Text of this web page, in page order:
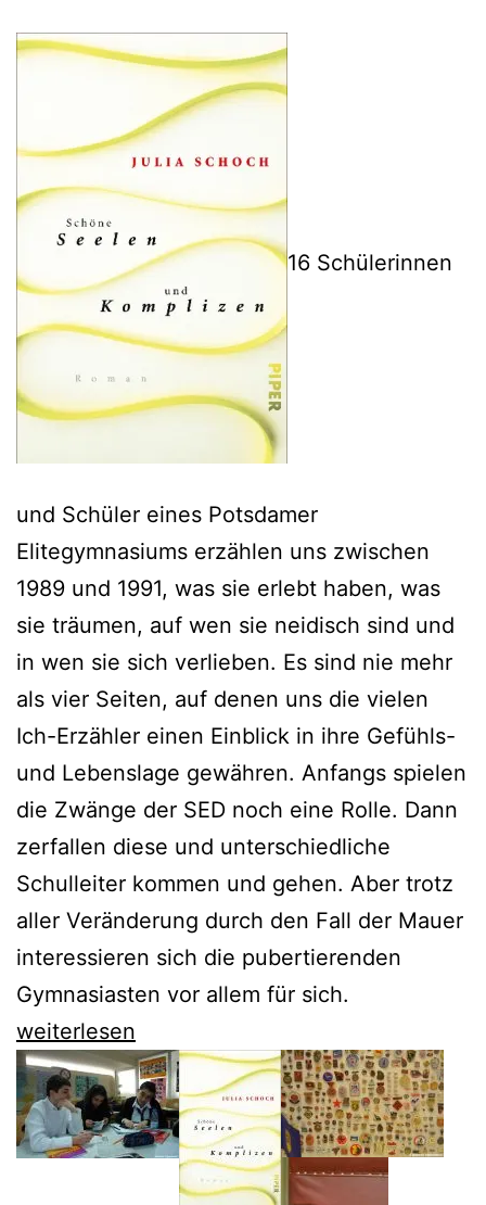
16 Schülerinnen
und Schüler eines Potsdamer
Elitegymnasiums erzählen uns zwischen
1989 und 1991, was sie erlebt haben, was
sie träumen, auf wen sie neidisch sind und
in wen sie sich verlieben. Es sind nie mehr
als vier Seiten, auf denen uns die vielen
Ich-Erzähler einen Einblick in ihre Gefühls-
und Lebenslage gewähren. Anfangs spielen
die Zwänge der SED noch eine Rolle. Dann
zerfallen diese und unterschiedliche
Schulleiter kommen und gehen. Aber trotz
aller Veränderung durch den Fall der Mauer
interessieren sich die pubertierenden
Gymnasiasten vor allem für sich.
Julia
Schoch
analysiert
Träume
weiterlesen